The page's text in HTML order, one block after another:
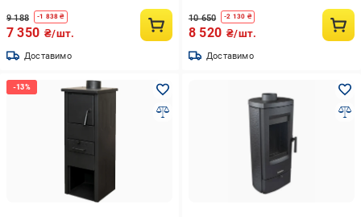
9 188 -1 838 ₴
7 350 ₴/шт.
Доставимо
10 650 -2 130 ₴
8 520 ₴/шт.
Доставимо